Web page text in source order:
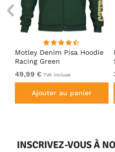
Motley Denim Pisa Hoodie
Racing Green
49,99 € TVA incluse
Ajouter au panier
INSCRIVEZ-VOUS À